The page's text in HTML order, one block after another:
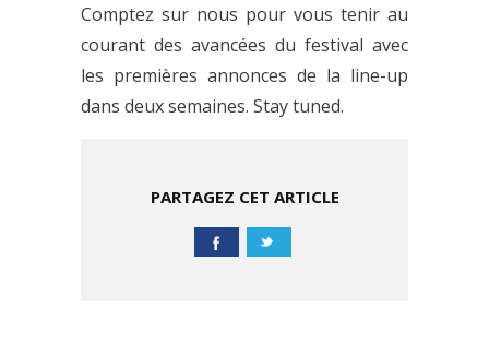
Comptez sur nous pour vous tenir au
courant des avancées du festival avec
les premières annonces de la line-up
dans deux semaines. Stay tuned.
PARTAGEZ CET ARTICLE